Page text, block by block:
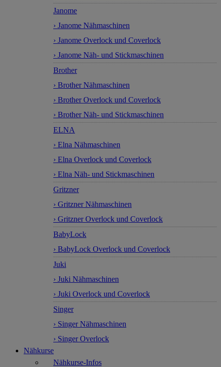
Janome
› Janome Nähmaschinen
› Janome Overlock und Coverlock
› Janome Näh- und Stickmaschinen
Brother
› Brother Nähmaschinen
› Brother Overlock und Coverlock
› Brother Näh- und Stickmaschinen
ELNA
› Elna Nähmaschinen
› Elna Overlock und Coverlock
› Elna Näh- und Stickmaschinen
Gritzner
› Gritzner Nähmaschinen
› Gritzner Overlock und Coverlock
BabyLock
› BabyLock Overlock und Coverlock
Juki
› Juki Nähmaschinen
› Juki Overlock und Coverlock
Singer
› Singer Nähmaschinen
› Singer Overlock
Nähkurse
Nähkurse-Infos